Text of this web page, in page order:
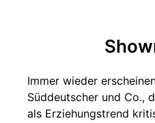
Immer wieder
Süddeutscher und Co.,
als Erziehungstrend